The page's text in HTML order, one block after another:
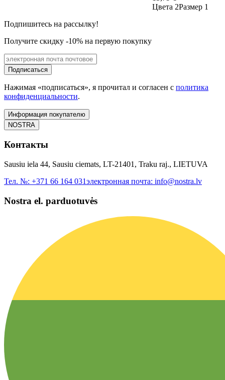
Цвета 2Размер 1
Подпишитесь на рассылку!
Получите скидку -10% на первую покупку
Подписаться
Нажимая «подписаться», я прочитал и согласен с политика
конфиденциальности.
Информация покупателю
NOSTRA
Контакты
Sausiu iela 44, Sausiu ciemats, LT-21401, Traku raj., LIETUVA
Тел. №: +371 66 164 031электронная почта: info@nostra.lv
Nostra el. parduotuvės